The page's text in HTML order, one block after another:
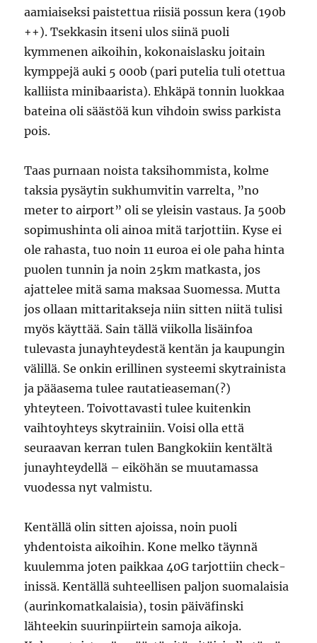
aamiaiseksi paistettua riisiä possun kera (190b
++). Tsekkasin itseni ulos siinä puoli
kymmenen aikoihin, kokonaislasku joitain
kymppejä auki 5 000b (pari putelia tuli otettua
kalliista minibaarista). Ehkäpä tonnin luokkaa
bateina oli säästöä kun vihdoin swiss parkista
pois.
Taas purnaan noista taksihommista, kolme
taksia pysäytin sukhumvitin varrelta, ”no
meter to airport” oli se yleisin vastaus. Ja 500b
sopimushinta oli ainoa mitä tarjottiin. Kyse ei
ole rahasta, tuo noin 11 euroa ei ole paha hinta
puolen tunnin ja noin 25km matkasta, jos
ajattelee mitä sama maksaa Suomessa. Mutta
jos ollaan mittaritakseja niin sitten niitä tulisi
myös käyttää. Sain tällä viikolla lisäinfoa
tulevasta junayhteydestä kentän ja kaupungin
välillä. Se onkin erillinen systeemi skytrainista
ja pääasema tulee rautatieaseman(?)
yhteyteen. Toivottavasti tulee kuitenkin
vaihtoyhteys skytrainiin. Voisi olla että
seuraavan kerran tulen Bangkokiin kentältä
junayhteydellä – eiköhän se muutamassa
vuodessa nyt valmistu.
Kentällä olin sitten ajoissa, noin puoli
yhdentoista aikoihin. Kone melko täynnä
kuulemma joten paikkaa 40G tarjottiin check-
inissä. Kentällä suhteellisen paljon suomalaisia
(aurinkomatkalaisia), tosin päiväfinski
lähteekin suurinpiirtein samoja aikoja.